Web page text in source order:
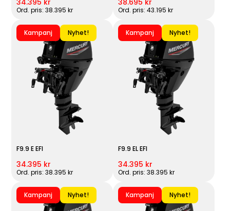
34.395 kr
Ord. pris: 38.395 kr
38.695 kr
Ord. pris: 43.195 kr
Kampanj Nyhet!
F9.9 E EFI
34.395 kr
Ord. pris: 38.395 kr
Kampanj Nyhet!
F9.9 EL EFI
34.395 kr
Ord. pris: 38.395 kr
Kampanj Nyhet! Kampanj Nyhet!